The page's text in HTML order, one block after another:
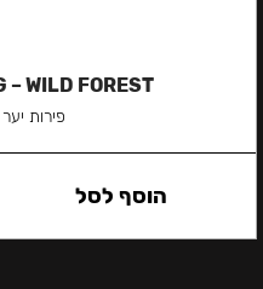
– WILD FOREST
פירות
הוסף לסל